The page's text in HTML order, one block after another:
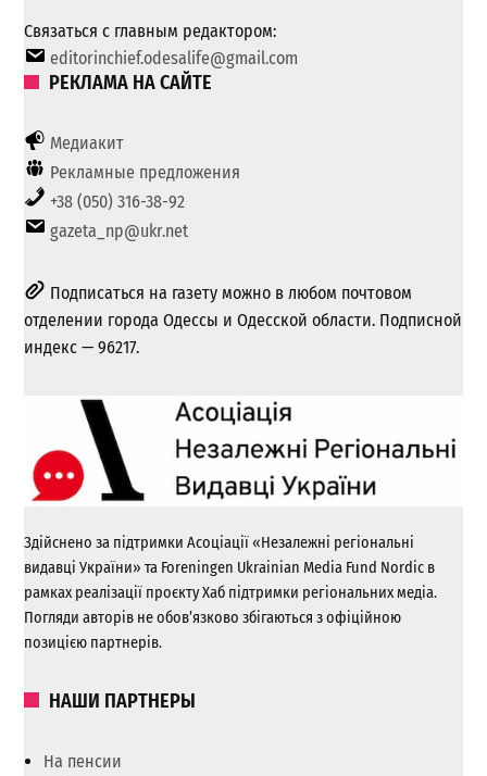
Связаться с главным редактором:
editorinchief.odesalife@gmail.com
РЕКЛАМА НА САЙТЕ
Медиакит
Рекламные предложения
+38 (050) 316-38-92
gazeta_np@ukr.net
Подписаться на газету можно в любом почтовом
отделении города Одессы и Одесской области. Подписной
индекс — 96217.
Здійснено за підтримки Асоціації «Незалежні регіональні
видавці України» та Foreningen Ukrainian Media Fund Nordic в
рамках реалізації проєкту Хаб підтримки регіональних медіа.
Погляди авторів не обов’язково збігаються з офіційною
позицією партнерів.
НАШИ ПАРТНЕРЫ
На пенсии